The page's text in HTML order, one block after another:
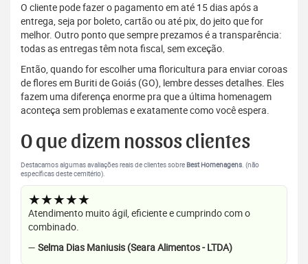
O cliente pode fazer o pagamento em até 15 dias após a
entrega, seja por boleto, cartão ou até pix, do jeito que for
melhor. Outro ponto que sempre prezamos é a transparência:
todas as entregas têm nota fiscal, sem exceção.
Então, quando for escolher uma floricultura para enviar coroas
de flores em Buriti de Goiás (GO), lembre desses detalhes. Eles
fazem uma diferença enorme pra que a última homenagem
aconteça sem problemas e exatamente como você espera.
O que dizem nossos clientes
Destacamos algumas avaliações reais de clientes sobre Best Homenagens. (não
específicas deste cemitério).
★★★★★
Atendimento muito ágil, eficiente e cumprindo com o
combinado.
— Selma Dias Maniusis (Seara Alimentos - LTDA)